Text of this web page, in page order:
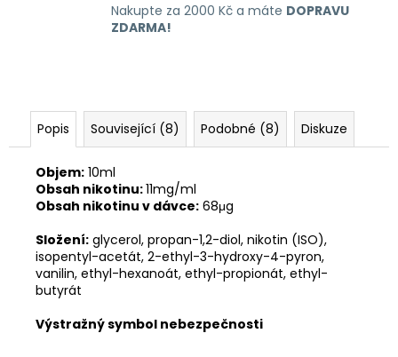
Nakupte za 2000 Kč a máte DOPRAVU
ZDARMA!
Popis Související (8) Podobné (8) Diskuze
Objem: 10ml
Obsah nikotinu:11mg/ml
Obsah nikotinu v dávce: 68μg
Složení: glycerol, propan-1,2-diol, nikotin (ISO),
isopentyl-acetát, 2-ethyl-3-hydroxy-4-pyron,
vanilin, ethyl-hexanoát, ethyl-propionát, ethyl-
butyrát
Výstražný symbol nebezpečnosti